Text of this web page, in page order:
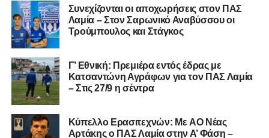
Συνεχίζονται οι αποχωρήσεις στον ΠΑΣ
Λαμία – Στον Σαρωνικό Αναβύσσου οι
Τρούμπουλος και Στάγκος
Γ’ Εθνική: Πρεμιέρα εντός έδρας με
Κατσαντώνη Αγράφων για τον ΠΑΣ Λαμία
– Στις 27/9 η σέντρα
Kύπελλο Ερασιτεχνών: Με AO Nέας
Αρτάκης ο ΠΑΣ Λαμία στην Α’ Φάση –